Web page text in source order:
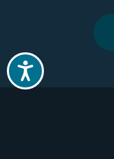
Acessibilidade